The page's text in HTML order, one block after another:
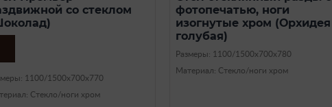
со стеклом
1100/1500х700х770
Стекло/ноги хром
фотопечатью, ноги
изогнутые хром (Орхидея
голубая)
Размеры: 1100/1500х700х780
Материал: Стекло/ноги хром